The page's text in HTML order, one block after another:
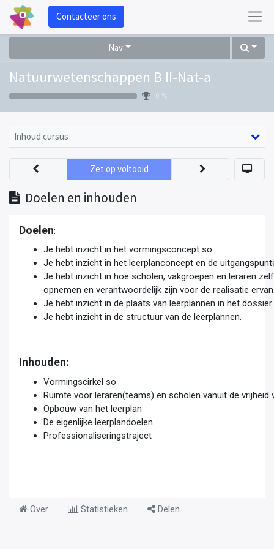
Contacteer ons
Nav
Natuurwetenschappen B II-Nat-a
0 %
Inhoud cursus
Doelen en inhouden
Zet op voltooid
Doelen:
Je hebt inzicht in het vormingsconcept so.
Je hebt inzicht in het leerplanconcept en de
Je hebt inzicht in hoe scholen, vakgroepen en leraren
opnemen en verantwoordelijk zijn voor de realisatie
Je hebt inzicht in de plaats van leerplannen in het
Je hebt inzicht in de structuur van de leerplannen.
Inhouden:
Vormingscirkel so
Ruimte voor leraren(teams) en scholen vanuit de vrijheid
Opbouw van het leerplan
De eigenlijke leerplandoelen
Professionaliseringstraject
Over Statistieken Delen